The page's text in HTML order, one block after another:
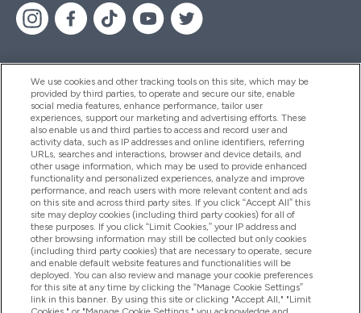
Βοήθεια & Πληροφορίες
Προϊόντα
Εταιρικές Πληροφορίες
Εκπτώσεις & Ανταμοιβές
We use cookies and other tracking tools on this site, which may be
provided by third parties, to operate and secure our site, enable
social media features, enhance performance, tailor user
experiences, support our marketing and advertising efforts. These
also enable us and third parties to access and record user and
activity data, such as IP addresses and online identifiers, referring
URLs, searches and interactions, browser and device details, and
other usage information, which may be used to provide enhanced
functionality and personalized experiences, analyze and improve
performance, and reach users with more relevant content and ads
on this site and across third party sites. If you click “Accept All” this
site may deploy cookies (including third party cookies) for all of
these purposes. If you click “Limit Cookies,” your IP address and
other browsing information may still be collected but only cookies
(including third party cookies) that are necessary to operate, secure
and enable default website features and functionalities will be
deployed. You can also review and manage your cookie preferences
for this site at any time by clicking the “Manage Cookie Settings”
link in this banner. By using this site or clicking "Accept All," "Limit